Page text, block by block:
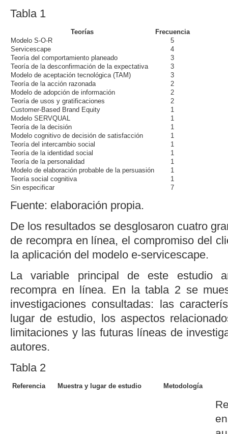
Tabla 1
Teorías
Frecuencia
Modelo S-O-R
5
Servicescape
4
Teoría del comportamiento planeado
3
Teoría de la desconfirmación de la expectativa
3
Modelo de aceptación tecnológica (TAM)
3
Teoría de la acción razonada
2
Modelo de adopción de información
2
Teoría de usos y gratificaciones
2
Customer-Based Brand Equity
1
Modelo SERVQUAL
1
Teoría de la decisión
1
Modelo cognitivo de decisión de satisfacción
1
Teoría del intercambio social
1
Teoría de la identidad social
1
Teoría de la personalidad
1
Modelo de elaboración probable de la persuasión
1
Teoría social cognitiva
1
Sin especificar
7
Fuente: elaboración propia.
De los resultados se desglosaron cuatro
de recompra en línea, el compromiso del
la aplicación del modelo e-servicescape.
La variable principal de este estudio
recompra en línea. En latabla 2 se
investigaciones consultadas: las
lugar de estudio, los aspectos
limitaciones y las futuras líneas de
autores.
Tabla 2
Referencia Muestra y lugar de estudio Metodología